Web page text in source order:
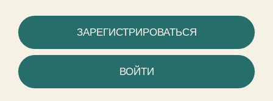
ЗАРЕГИСТРИРОВАТЬСЯ
ВОЙТИ